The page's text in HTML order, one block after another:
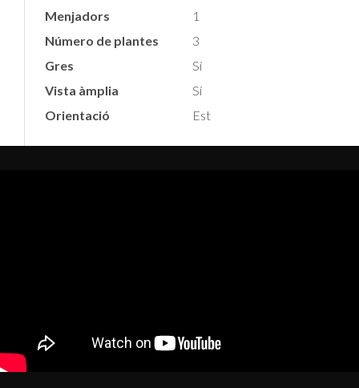
Menjadors
1
Número de plantes
3
Gres
Sí
Vista àmplia
Sí
Orientació
Est